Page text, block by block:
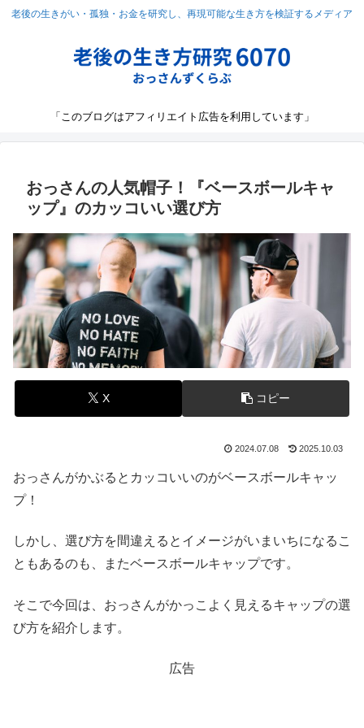
老後の生きがい・孤独・お金を研究し、再現可能な生き方を検証するメディア
「このブログはアフィリエイト広告を利用しています」
おっさんの人気帽子！『ベースボールキャ
ップ』のカッコいい選び方
X コピー
2024.07.08 2025.10.03
おっさんがかぶるとカッコいいのがベースボールキャッ
プ！
しかし、選び方を間違えるとイメージがいまいちになるこ
ともあるのも、またベースボールキャップです。
そこで今回は、おっさんがかっこよく見えるキャップの選
び方を紹介します。
広告